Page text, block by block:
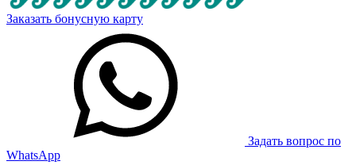
Заказать бонусную карту
Задать вопрос по
WhatsApp